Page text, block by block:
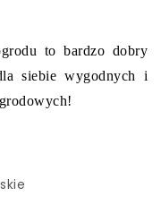
to bardzo dobry
siebie wygodnych i